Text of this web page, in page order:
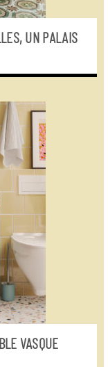
UN PALAIS
VASQUE